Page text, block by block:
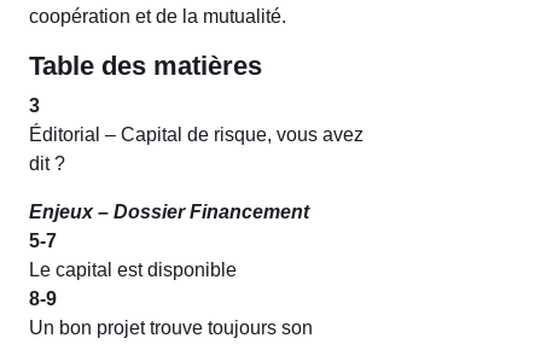
coopération et de la mutualité.
Table des matières
3
Éditorial – Capital de risque, vous avez
dit ?
Enjeux – Dossier Financement
5-7
Le capital est disponible
8-9
Un bon projet trouve toujours son